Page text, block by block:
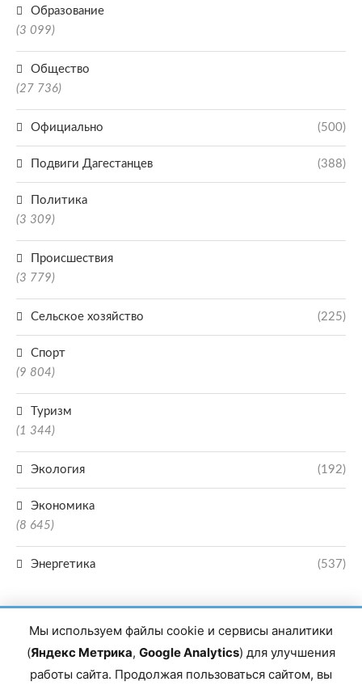
Образование
(3 099)
Общество
(27 736)
Официально (500)
Подвиги Дагестанцев (388)
Политика
(3 309)
Происшествия
(3 779)
Сельское хозяйство (225)
Спорт
(9 804)
Туризм
(1 344)
Экология (192)
Экономика
(8 645)
Энергетика (537)
Главный редактор сетевого издания Магомаев Тимур Нухович. Контакты
Мы используем файлы cookie и сервисы аналитики
(Яндекс Метрика, Google Analytics) для улучшения
работы сайта. Продолжая пользоваться сайтом, вы